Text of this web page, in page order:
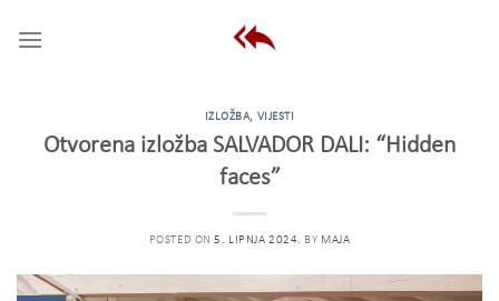
IZLOŽBA, VIJESTI
Otvorena izložba SALVADOR DALI: “Hidden
faces”
POSTED ON5. LIPNJA 2024. BY MAJA